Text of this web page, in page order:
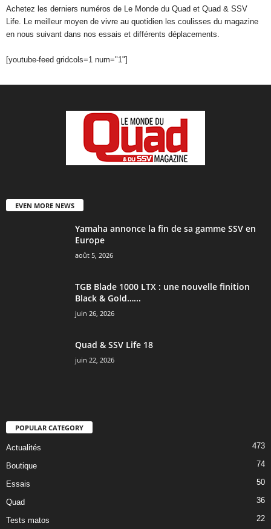
Achetez les derniers numéros de Le Monde du Quad et Quad & SSV
Life. Le meilleur moyen de vivre au quotidien les coulisses du magazine
en nous suivant dans nos essais et différents déplacements.
[youtube-feed gridcols=1 num="1"]
EVEN MORE NEWS
Yamaha annonce la fin de sa gamme SSV en
Europe
août 5, 2026
TGB Blade 1000 LTX : une nouvelle finition
Black & Gold…...
juin 26, 2026
Quad & SSV Life 18
juin 22, 2026
POPULAR CATEGORY
Actualités 473
Boutique 74
Essais 50
Quad 36
Tests matos 22